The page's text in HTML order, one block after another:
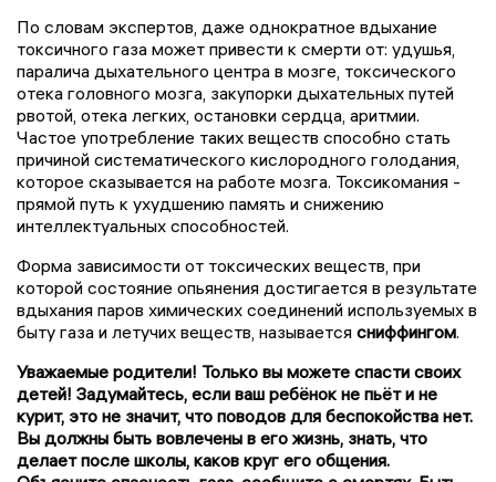
По словам экспертов, даже однократное вдыхание
токсичного газа может привести к смерти от: удушья,
паралича дыхательного центра в мозге, токсического
отека головного мозга, закупорки дыхательных путей
рвотой, отека легких, остановки сердца, аритмии.
Частое употребление таких веществ способно стать
причиной систематического кислородного голодания,
которое сказывается на работе мозга. Токсикомания -
прямой путь к ухудшению память и снижению
интеллектуальных способностей.
Форма зависимости от токсических веществ, при
которой состояние опьянения достигается в результате
вдыхания паров химических соединений используемых в
быту газа и летучих веществ, называется сниффингом.
Уважаемые родители! Только вы можете спасти своих
детей! Задумайтесь, если ваш ребёнок не пьёт и не
курит, это не значит, что поводов для беспокойства нет.
Вы должны быть вовлечены в его жизнь, знать, что
делает после школы, каков круг его общения.